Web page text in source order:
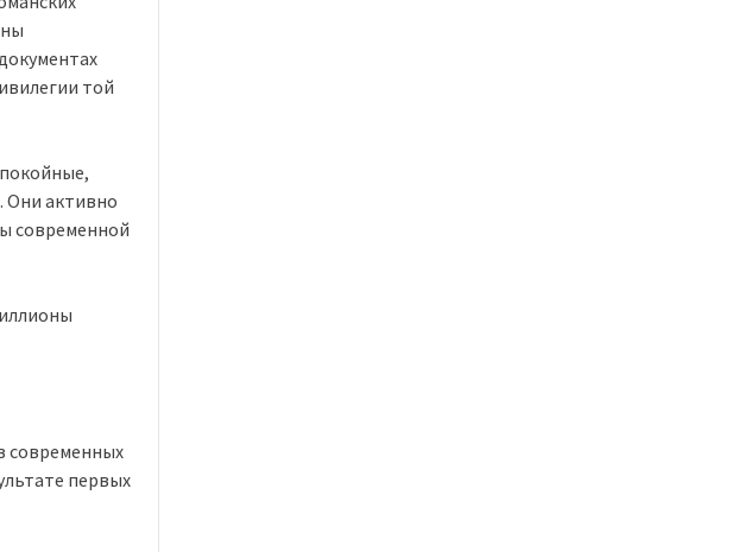
той
Они активно
современной
современных
первых